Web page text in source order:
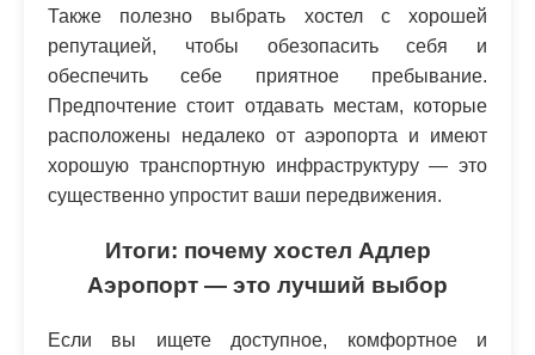
Также полезно выбрать хостел с хорошей
репутацией, чтобы обезопасить себя и
обеспечить себе приятное пребывание.
Предпочтение стоит отдавать местам, которые
расположены недалеко от аэропорта и имеют
хорошую транспортную инфраструктуру — это
существенно упростит ваши передвижения.
Итоги: почему хостел Адлер
Аэропорт — это лучший выбор
Если вы ищете доступное, комфортное и